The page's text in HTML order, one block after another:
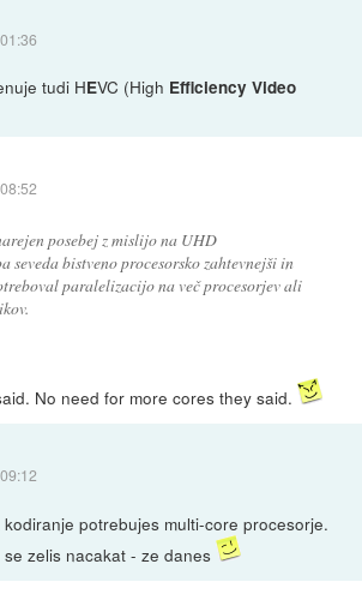
tudi HEVC (High Efficiency Video
posebej z mislijo na UHD
seveda bistveno procesorsko zahtevnejši in
paralelizacijo na več procesorjev ali
No need for more cores they said.
potrebujes multi-core procesorje.
zelis nacakat - ze danes